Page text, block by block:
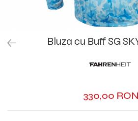
Bluza cu Buff SG
330,00 RON